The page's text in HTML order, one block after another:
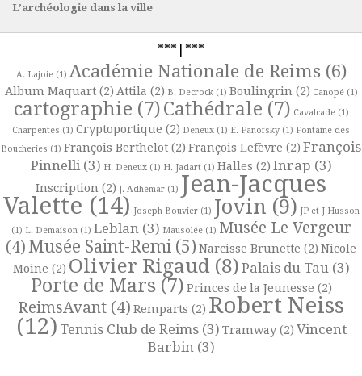
L’archéologie dans la ville
***|***
A. Lajoie(1) Académie Nationale de Reims (6)
Album Maquart(2) Attila (2) B. Decrock(1) Boulingrin (2) Canopé(1)
cartographie (7)Cathédrale (7) Cavalcade(1)
Charpentes (1) Cryptoportique (2) Deneux (1) E. Panofsky (1) Fontaine des
Boucheries (1) François Berthelot (2) François Lefèvre (2) François
Pinnelli (3) H. Deneux(1) H. Jadart(1) Halles (2) Inrap (3)
Inscription (2) J. Adhémar (1) Jean-Jacques
Valette (14) Joseph Bouvier(1) Jovin (9) JP et J Husson
(1) L. Demaison (1) Leblan (3) Mausolée(1) Musée Le Vergeur
(4) Musée Saint-Remi (5) Narcisse Brunette (2) Nicole
Moine (2) Olivier Rigaud (8) Palais du Tau (3)
Porte de Mars(7) Princes de la Jeunesse (2)
ReimsAvant (4) Remparts (2) Robert Neiss
(12) Tennis Club de Reims(3) Tramway(2) Vincent
Barbin (3)